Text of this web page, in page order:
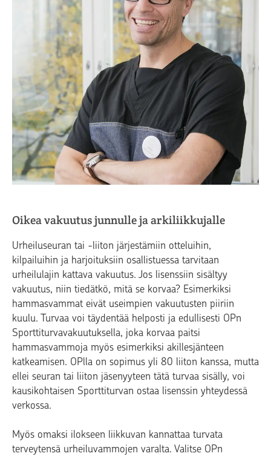
Oikea vakuutus junnulle ja arkiliikkujalle
Urheiluseuran tai -liiton järjestämiin otteluihin,
kilpailuihin ja harjoituksiin osallistuessa tarvitaan
urheilulajin kattava vakuutus. Jos lisenssiin sisältyy
vakuutus, niin tiedätkö, mitä se korvaa? Esimerkiksi
hammasvammat eivät useimpien vakuutusten piiriin
kuulu. Turvaa voi täydentää helposti ja edullisesti OPn
Sporttiturvavakuutuksella, joka korvaa paitsi
hammasvammoja myös esimerkiksi akillesjänteen
katkeamisen. OPlla on sopimus yli 80 liiton kanssa, mutta
ellei seuran tai liiton jäsenyyteen tätä turvaa sisälly, voi
kausikohtaisen Sporttiturvan ostaa lisenssin yhteydessä
verkossa.
Myös omaksi ilokseen liikkuvan kannattaa turvata
terveytensä urheiluvammojen varalta. Valitse OPn